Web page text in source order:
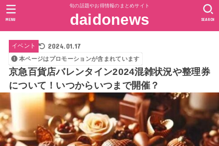
旬の話題やお得情報のまとめサイト
daidonews SEARCH
MENU
イベント 2024.01.17
本ページはプロモーションが含まれています
京急百貨店バレンタイン2024混雑状況や整理券
について！いつからいつまで開催？